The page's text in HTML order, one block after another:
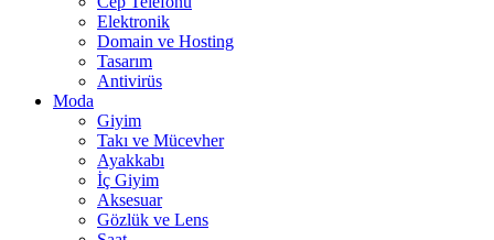
Elektronik
Domain ve Hosting
Tasarım
Antivirüs
Moda
Giyim
Takı ve Mücevher
Ayakkabı
İç Giyim
Aksesuar
Gözlük ve Lens